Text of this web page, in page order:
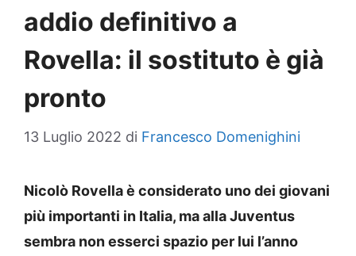
addio definitivo a
Rovella: il sostituto è già
pronto
13 Luglio 2022 di Francesco Domenighini
Nicolò Rovella è considerato uno dei giovani
più importanti in Italia, ma alla Juventus
sembra non esserci spazio per lui l’anno